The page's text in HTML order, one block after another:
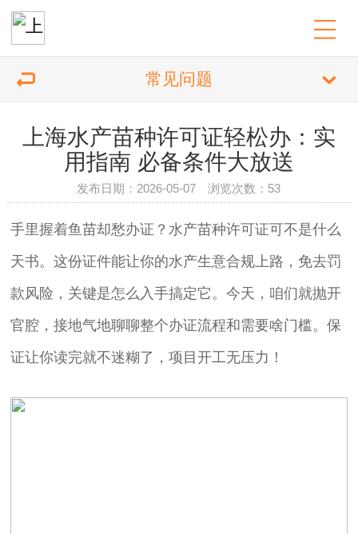
常见问题
上海水产苗种许可证轻松办：实
用指南 必备条件大放送
发布日期：2026-05-07 浏览次数：53
手里握着鱼苗却愁办证？水产苗种许可证可不是什么
天书。这份证件能让你的水产生意合规上路，免去罚
款风险，关键是怎么入手搞定它。今天，咱们就抛开
官腔，接地气地聊聊整个办证流程和需要啥门槛。保
证让你读完就不迷糊了，项目开工无压力！